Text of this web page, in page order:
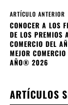
ARTÍCULO ANTERIOR
CONOCER A LOS
DE LOS PREMIOS
COMERCIO DEL
MEJOR
AÑO® 2026
ARTÍCULOS